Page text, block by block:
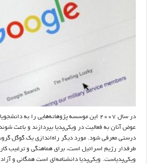
در سال ۲۰۰۷ این موسسه پژوهانه‌هایی را به
عوض آنان به فعالیت در ویکی‌پدیا بپردازند و باعث
درستی معرفی شود. مورد دیگر راه‌اندازی یک گوگل
طرفدار رژیم اسرائیل است، برای هماهنگی و ‌ترغیب
ویکی‌پدیاست. ویکی‌پدیا دانشنامه‌ای است همگانی و